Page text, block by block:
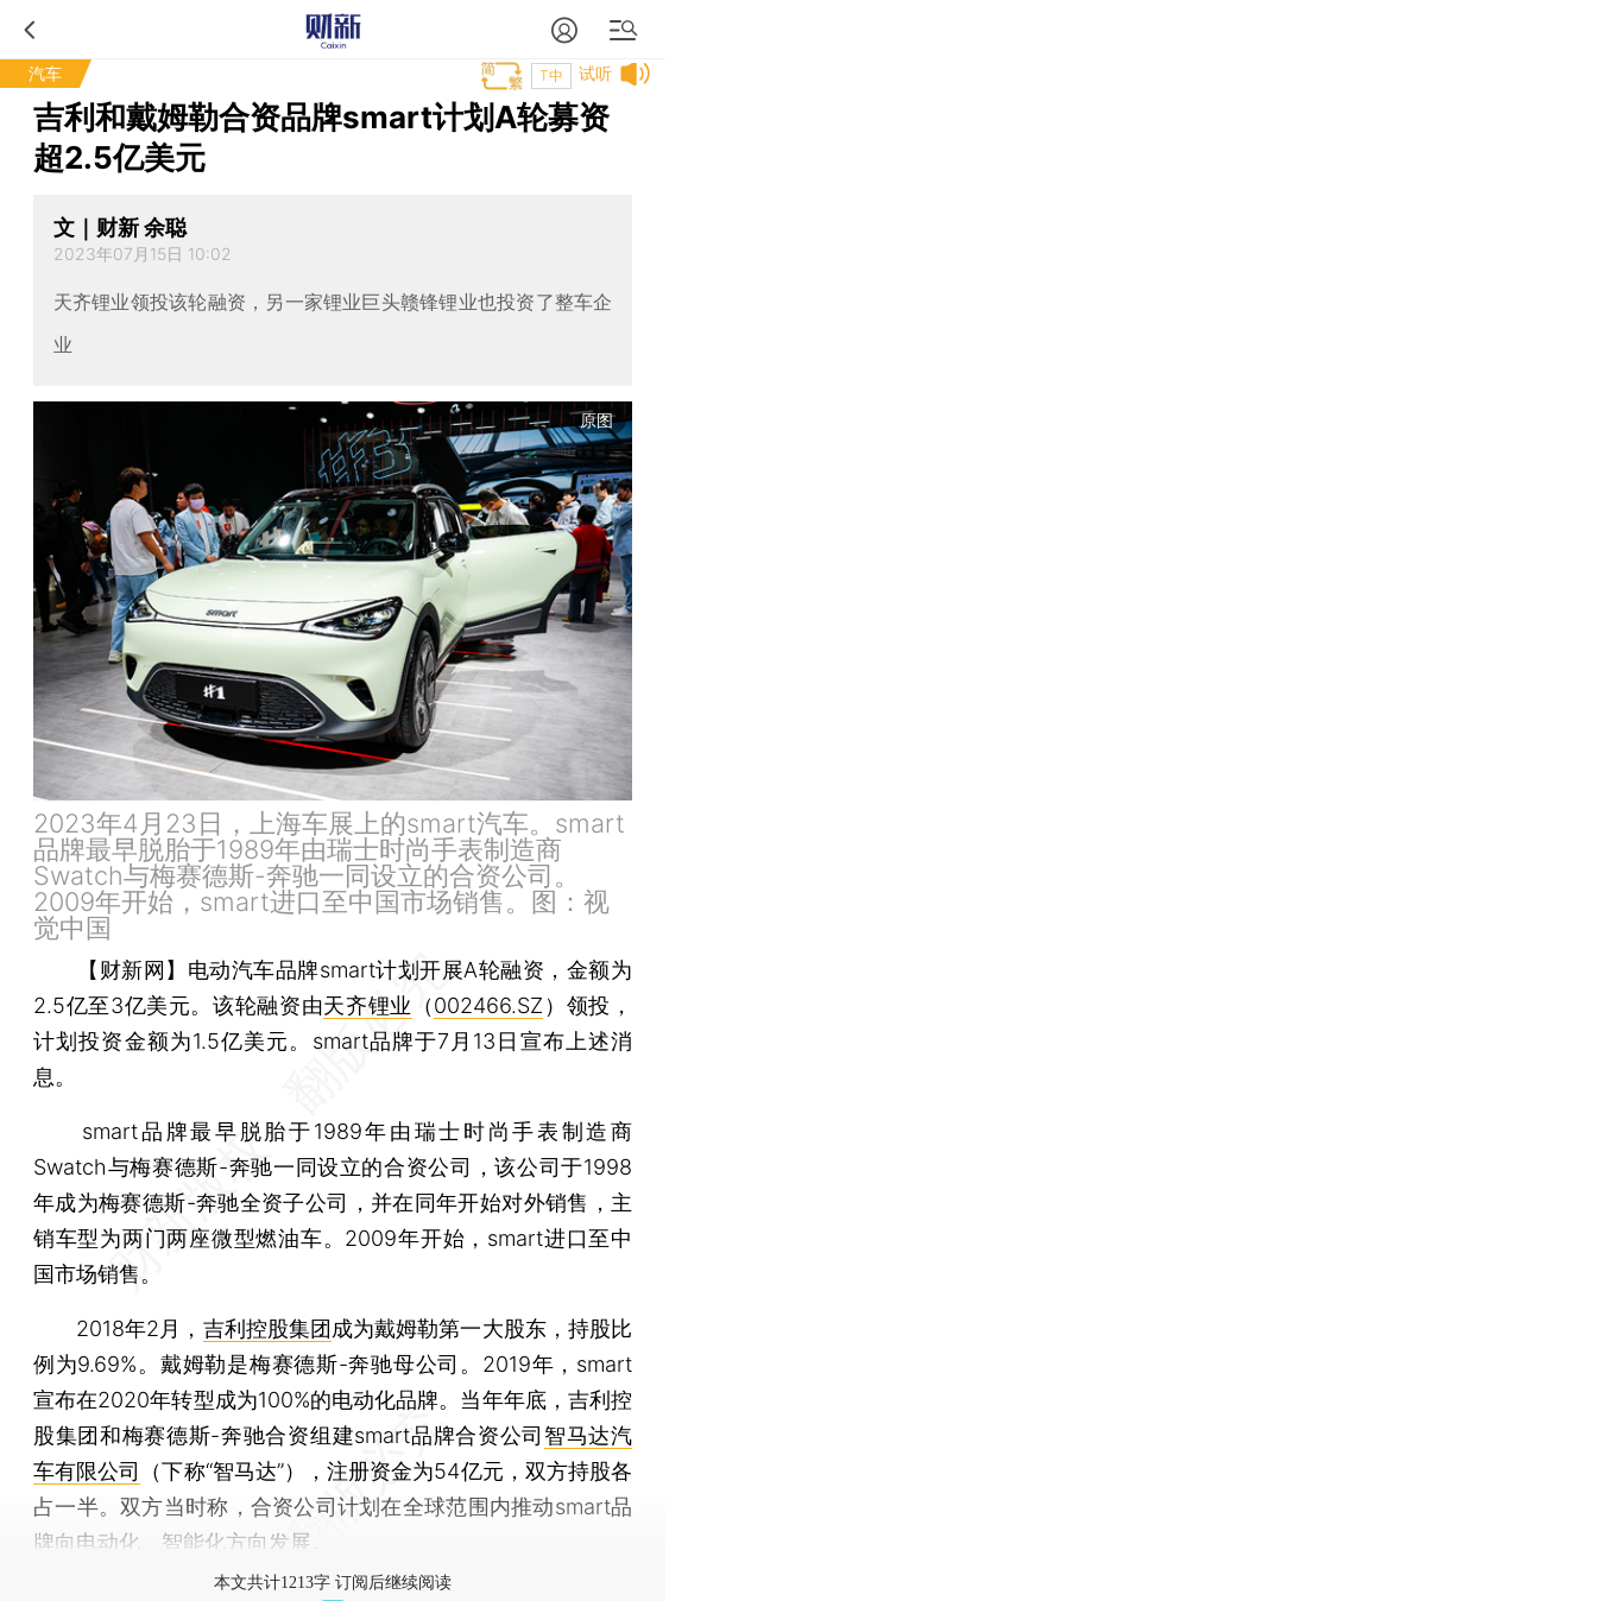
汽车 试听
T中
吉利和戴姆勒合资品牌smart计划A轮募资
超2.5亿美元
文｜财新 余聪
2023年07月15日 10:02
天齐锂业领投该轮融资，另一家锂业巨头赣锋锂业也投资了整车企
业
原图
2023年4月23日，上海车展上的smart汽车。smart
品牌最早脱胎于1989年由瑞士时尚手表制造商
Swatch与梅赛德斯-奔驰一同设立的合资公司。
2009年开始，smart进口至中国市场销售。图：视
觉中国
【财新网】 电动汽车品牌smart计划开展A轮融资，金额为
2.5亿至3亿美元。该轮融资由天齐锂业 （002466.SZ ）领投，
计划投资金额为1.5亿美元。smart品牌于7月13日宣布上述消
息。
smart品牌最早脱胎于1989年由瑞士时尚手表制造商
Swatch与梅赛德斯-奔驰一同设立的合资公司，该公司于1998
年成为梅赛德斯-奔驰全资子公司，并在同年开始对外销售，主
销车型为两门两座微型燃油车。2009年开始，smart进口至中
国市场销售。
2018年2月， 吉利控股集团成为戴姆勒第一大股东，持股比
例为9.69%。戴姆勒是梅赛德斯-奔驰母公司。2019年，smart
宣布在2020年转型成为100%的电动化品牌。当年年底，吉利控
股集团和梅赛德斯-奔驰合资组建smart品牌合资公司 智马达汽
车有限公司
（下称“智马达”），注册资金为54亿元，双方持股各
占一半。双方当时称，合资公司计划在全球范围内推动smart品
牌向电动化、智能化方向发展。
本文共计1213字 订阅后继续阅读